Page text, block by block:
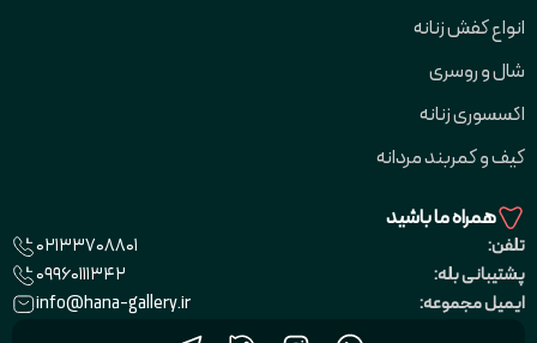
انواع کفش زنانه
شال و روسری
اکسسوری زنانه
کیف و کمربند مردانه
همراه ما باشید
تلفن:
02133708801
پشتیبانی بله:
09960111342
ایمیل مجموعه:
info@hana-gallery.ir